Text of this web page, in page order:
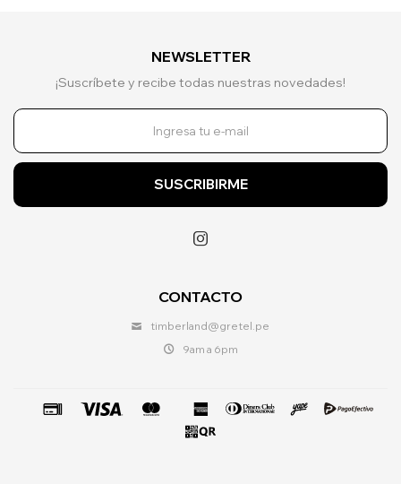
CONTACTO
timberland@gretel.pe
9am a 6pm
NEWSLETTER
¡Suscríbete y recibe todas nuestras novedades!
SUSCRIBIRME
